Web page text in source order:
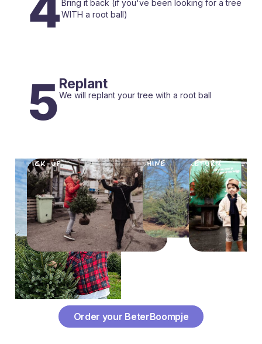
Bring it back (if you've been looking for a tree
WITH a root ball)
5Replant
We will replant your tree with a root ball
PICK-UP SHINE RETURN
Order your BeterBoompje